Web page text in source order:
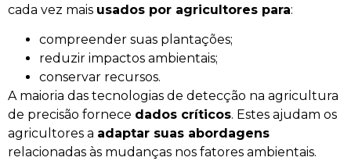
cada vez mais usados ​​por agricultores para:
compreender suas plantações;
reduzir impactos ambientais;
conservar recursos.
A maioria das tecnologias de detecção na agricultura
de precisão fornece dados críticos. Estes ajudam os
agricultores a adaptar suas abordagens
relacionadas às mudanças nos fatores ambientais.